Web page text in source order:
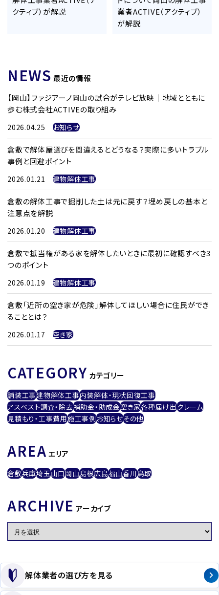
クティブ）が解説
業者ACTIVE（アクティブ）
が解説
NEWS 最近の情報
【岡山】ファジアーノ岡山の試合がテレビ放映｜地域とともに
歩む株式会社ACTIVEの取り組み
2026.04.25 お知らせ
倉敷で解体屋選びを間違えるとどうなる？実際に多いトラブル
事例と回避ポイント
2026.01.21 建物解体工事
倉敷の解体工事で掘削した土は元に戻す？埋め戻しの基本と
注意点を解説
2026.01.20 建物解体工事
倉敷で抵当権がある家を解体したいときに最初に確認すべき3
つのポイント
2026.01.19 建物解体工事
倉敷「近所の空き家が危険」解体してほしい場合に住民ができ
ることとは？
2026.01.17 空き家
CATEGORY カテゴリー
舗装工事建物解体工事内装解体・現状回復工事
アスベスト調査・除去補助金・助成金空き家各種届け出クレーム
見積もり・工事費用施工事例お知らせその他
AREA エリア
倉敷兵庫埼玉山口岡山島根広島福山香川鳥取
ARCHIVE アーカイブ
解体業者の選び方を見る